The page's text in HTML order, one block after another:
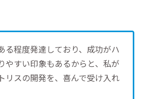
る程度発達しており、成功がハ
やすい印象もあるからと、私が
リスの開発を、喜んで受け入れ